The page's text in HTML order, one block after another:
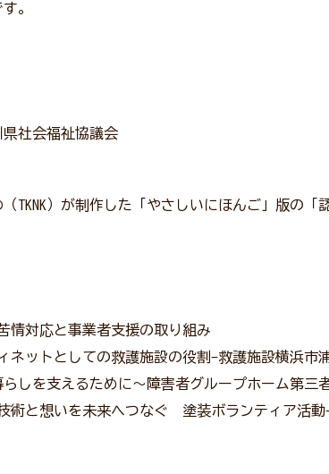
。
社会福祉協議会
TKNK）が制作した「やさしいにほんご」版の「
対応と事業者支援の取り組み
ィネットとしての救護施設の役割-救護施設横浜市
しを支えるために〜障害者グループホーム第三
と想いを未来へつなぐ 塗装ボランティア活動